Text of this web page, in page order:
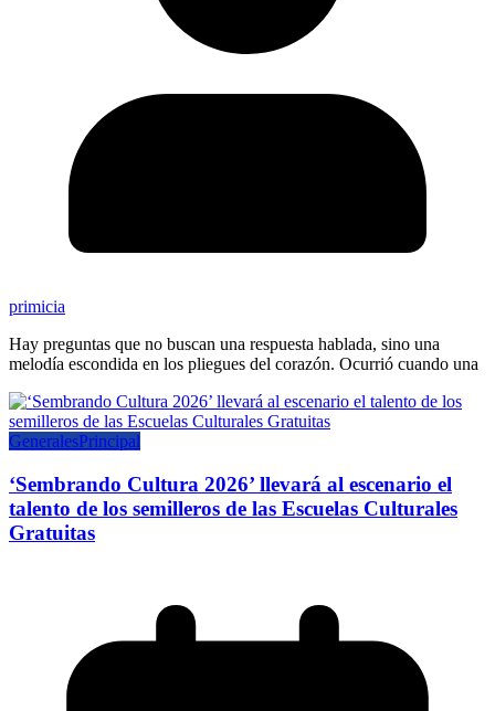
primicia
Hay preguntas que no buscan una respuesta hablada, sino una
melodía escondida en los pliegues del corazón. Ocurrió cuando una
GeneralesPrincipal
‘Sembrando Cultura 2026’ llevará al escenario el
talento de los semilleros de las Escuelas Culturales
Gratuitas